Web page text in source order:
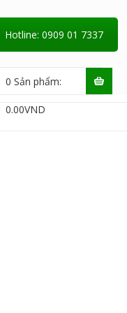
Hotline: 0909 01 7337
0 Sản phẩm:
0.00VND